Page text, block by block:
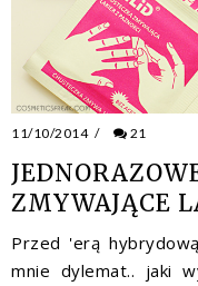
11/10/2014 / 21
ZMYWAJĄCE
Przed 'erą
mnie dylemat.. jaki